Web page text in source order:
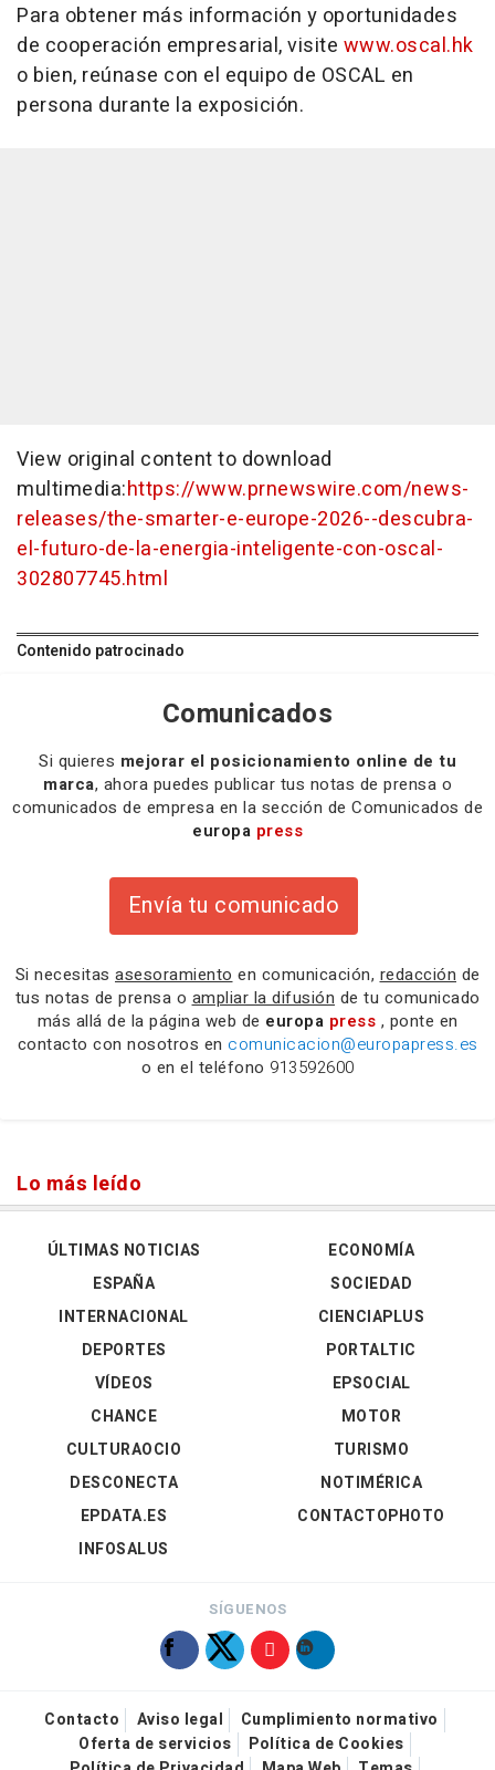
Para obtener más información y oportunidades
de cooperación empresarial, visite www.oscal.hk
o bien, reúnase con el equipo de OSCAL en
persona durante la exposición.
View original content to download
multimedia:https://www.prnewswire.com/news-
releases/the-smarter-e-europe-2026--descubra-
el-futuro-de-la-energia-inteligente-con-oscal-
302807745.html
Contenido patrocinado
Comunicados
Si quieres mejorar el posicionamiento online de tu
marca, ahora puedes publicar tus notas de prensa o
comunicados de empresa en la sección de Comunicados de
europa press
Envía tu comunicado
Si necesitas asesoramiento en comunicación, redacción de
tus notas de prensa o ampliar la difusión de tu comunicado
más allá de la página web de europa press , ponte en
contacto con nosotros en comunicacion@europapress.es
o en el teléfono 913592600
Lo más leído
ÚLTIMAS NOTICIAS
ESPAÑA
INTERNACIONAL
DEPORTES
VÍDEOS
ECONOMÍA
SOCIEDAD
CIENCIAPLUS
PORTALTIC
EPSOCIAL
CHANCE
CULTURAOCIO
DESCONECTA
EPDATA.ES
INFOSALUS
MOTOR
TURISMO
NOTIMÉRICA
CONTACTOPHOTO
SÍGUENOS
Contacto Aviso legal
Cumplimiento normativo
Oferta de servicios
Política de Cookies